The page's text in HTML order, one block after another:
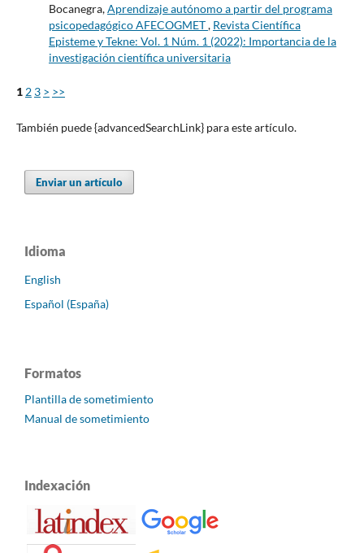
Bocanegra,Aprendizaje autónomo a partir del programa
psicopedagógico AFECOGMET, Revista Científica
Episteme y Tekne: Vol. 1 Núm. 1 (2022): Importancia de la
investigación científica universitaria
1 2 3 > >>
También puede {advancedSearchLink} para este artículo.
Enviar un artículo
Idioma
English
Español (España)
Formatos
Plantilla de sometimiento
Manual de sometimiento
Indexación